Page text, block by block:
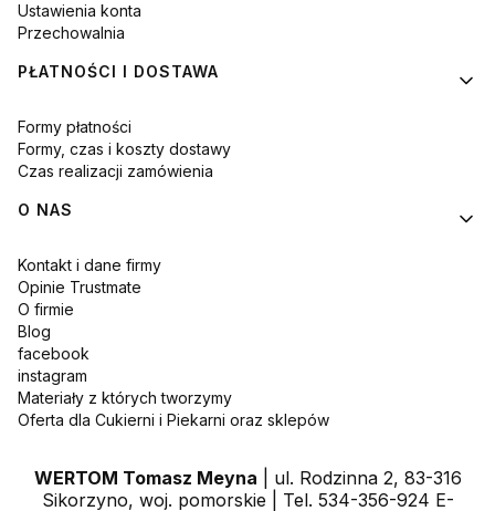
Ustawienia konta
Przechowalnia
PŁATNOŚCI I DOSTAWA
Formy płatności
Formy, czas i koszty dostawy
Czas realizacji zamówienia
O NAS
Kontakt i dane firmy
Opinie Trustmate
O firmie
Blog
facebook
instagram
Materiały z których tworzymy
Oferta dla Cukierni i Piekarni oraz sklepów
WERTOM Tomasz Meyna | ul. Rodzinna 2, 83-316
Sikorzyno, woj. pomorskie | Tel. 534-356-924 E-